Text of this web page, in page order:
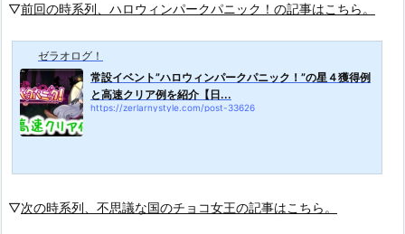
▽前回の時系列、ハロウィンパークパニック！の記事はこちら。
ゼラオログ！
常設イベント”ハロウィンパークパニック！”の星４獲得例
と高速クリア例を紹介【日...
https://zerlarnystyle.com/post-33626
▽次の時系列、不思議な国のチョコ女王の記事はこちら。